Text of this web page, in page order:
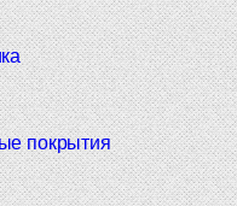
покрытия